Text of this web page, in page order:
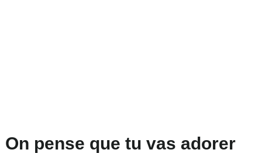
On pense que tu vas adorer